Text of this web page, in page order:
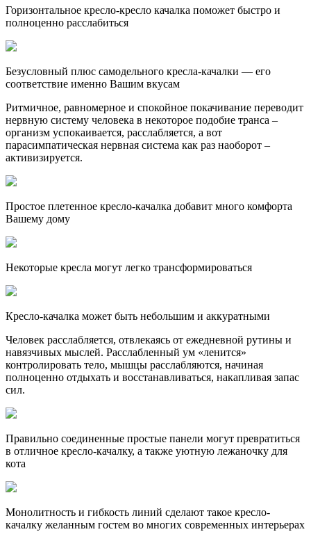
Горизонтальное кресло-кресло качалка поможет быстро и
полноценно расслабиться
Безусловный плюс самодельного кресла-качалки — его
соответствие именно Вашим вкусам
Ритмичное, равномерное и спокойное покачивание переводит
нервную систему человека в некоторое подобие транса –
организм успокаивается, расслабляется, а вот
парасимпатическая нервная система как раз наоборот –
активизируется.
Простое плетенное кресло-качалка добавит много комфорта
Вашему дому
Некоторые кресла могут легко трансформироваться
Кресло-качалка может быть небольшим и аккуратными
Человек расслабляется, отвлекаясь от ежедневной рутины и
навязчивых мыслей. Расслабленный ум «ленится»
контролировать тело, мышцы расслабляются, начиная
полноценно отдыхать и восстанавливаться, накапливая запас
сил.
Правильно соединенные простые панели могут превратиться
в отличное кресло-качалку, а также уютную лежаночку для
кота
Монолитность и гибкость линий сделают такое кресло-
качалку желанным гостем во многих современных интерьерах